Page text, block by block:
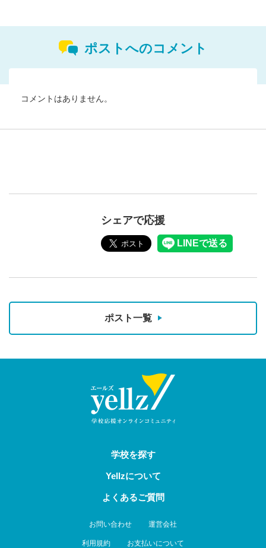
ポストへのコメント
コメントはありません。
シェアで応援
ポスト一覧
学校を探す
Yellzについて
よくあるご質問
お問い合わせ 運営会社
利用規約 お支払いについて